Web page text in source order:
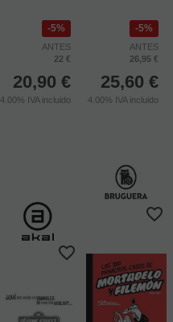
5%
ANTES
22 €
20,90 €
4.00% IVA incluido
5%
ANTES
26,95 €
25,60 €
4.00% IVA incluido